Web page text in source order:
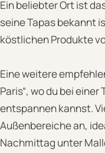
Ein beliebter Ort ist
seine Tapas bekannt
köstlichen Produkte
Eine weitere
Paris“, wo du bei
entspannen kannst.
Außenbereiche an,
Nachmittag unter